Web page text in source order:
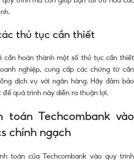
thủ tục cần thiết
cần hoàn thành một số thủ tục cần thiết
nghiệp, cung cấp các chứng từ cần
dịch vụ với ngân hàng. Hãy đảm bảo
quá trình này diễn ra thuận lợi.
toán Techcombank vào
chính ngạch
toán của Techcombank vào quy trình